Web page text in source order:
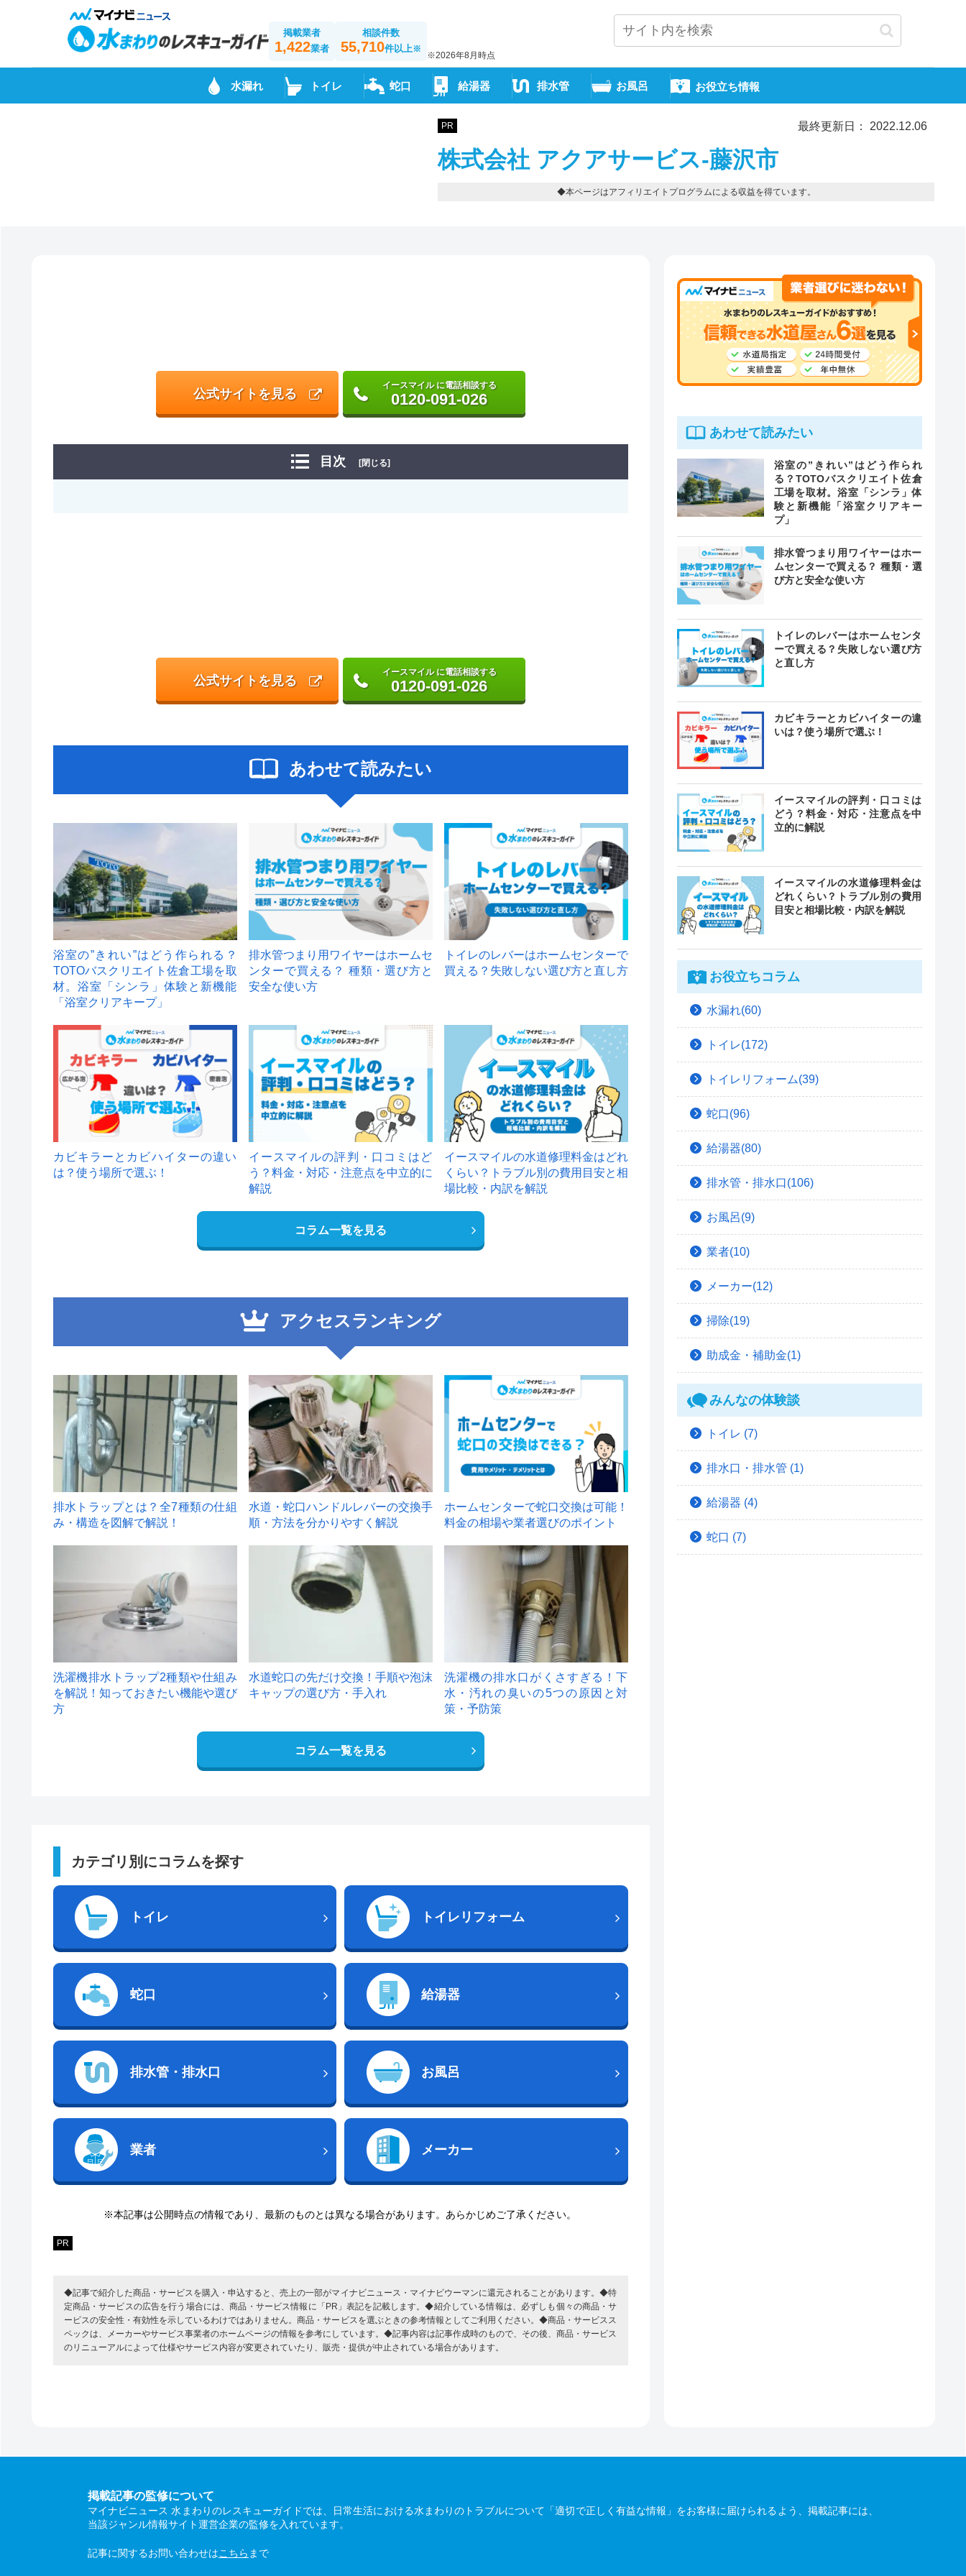
掲載業者
1,422業者
相談件数
55,710件以上※
※2026年8月時点
水漏れ トイレ 蛇口 給湯器 排水管 お風呂 お役立ち情報
PR 最終更新日： 2022.12.06
株式会社 アクアサービス-藤沢市
◆本ページはアフィリエイトプログラムによる収益を得ています。
公式サイトを見る
イースマイル に電話相談する
0120-091-026
目次 [閉じる]
公式サイトを見る
イースマイル に電話相談する
0120-091-026
あわせて読みたい
浴室の”きれい”はどう作られる？
TOTOバスクリエイト佐倉工場を取
材。浴室「シンラ」体験と新機能
「浴室クリアキープ」
排水管つまり用ワイヤーはホームセ
ンターで買える？ 種類・選び方と
安全な使い方
トイレのレバーはホームセンターで
買える？失敗しない選び方と直し方
カビキラーとカビハイターの違い
は？使う場所で選ぶ！
イースマイルの評判・口コミはど
う？料金・対応・注意点を中立的に
解説
イースマイルの水道修理料金はどれ
くらい？トラブル別の費用目安と相
場比較・内訳を解説
コラム一覧を見る
アクセスランキング
1
排水トラップとは？全7種類の仕組
み・構造を図解で解説！
2
水道・蛇口ハンドルレバーの交換手
順・方法を分かりやすく解説
ホームセンターで蛇口交換は可能！
料金の相場や業者選びのポイント
洗濯機排水トラップ2種類や仕組み
を解説！知っておきたい機能や選び
方
水道蛇口の先だけ交換！手順や泡沫
キャップの選び方・手入れ
洗濯機の排水口がくさすぎる！下
水・汚れの臭いの5つの原因と対
策・予防策
コラム一覧を見る
カテゴリ別にコラムを探す
トイレ トイレリフォーム
蛇口 給湯器
排水管・排水口 お風呂
業者 メーカー
※本記事は公開時点の情報であり、最新のものとは異なる場合があります。あらかじめご了承ください。
PR
◆記事で紹介した商品・サービスを購入・申込すると、売上の一部がマイナビニュース・マイナビウーマンに還元されることがあります。◆特
定商品・サービスの広告を行う場合には、商品・サービス情報に「PR」表記を記載します。◆紹介している情報は、必ずしも個々の商品・サ
ービスの安全性・有効性を示しているわけではありません。商品・サービスを選ぶときの参考情報としてご利用ください。◆商品・サービスス
ペックは、メーカーやサービス事業者のホームページの情報を参考にしています。◆記事内容は記事作成時のもので、その後、商品・サービス
のリニューアルによって仕様やサービス内容が変更されていたり、販売・提供が中止されている場合があります。
あわせて読みたい
浴室の”きれい”はどう作られ
る？TOTOバスクリエイト佐倉
工場を取材。浴室「シンラ」体
験と新機能「浴室クリアキー
プ」
排水管つまり用ワイヤーはホー
ムセンターで買える？ 種類・選
び方と安全な使い方
トイレのレバーはホームセンタ
ーで買える？失敗しない選び方
と直し方
カビキラーとカビハイターの違
いは？使う場所で選ぶ！
イースマイルの評判・口コミは
どう？料金・対応・注意点を中
立的に解説
イースマイルの水道修理料金は
どれくらい？トラブル別の費用
目安と相場比較・内訳を解説
お役立ちコラム
水漏れ(60)
トイレ(172)
トイレリフォーム(39)
蛇口(96)
給湯器(80)
排水管・排水口(106)
お風呂(9)
業者(10)
メーカー(12)
掃除(19)
助成金・補助金(1)
みんなの体験談
トイレ (7)
排水口・排水管 (1)
給湯器 (4)
蛇口 (7)
掲載記事の監修について
マイナビニュース 水まわりのレスキューガイドでは、日常生活における水まわりのトラブルについて「適切で正しく有益な情報」をお客様に届けられるよう、掲載記事には、
当該ジャンル情報サイト運営企業の監修を入れています。
記事に関するお問い合わせはこちら まで